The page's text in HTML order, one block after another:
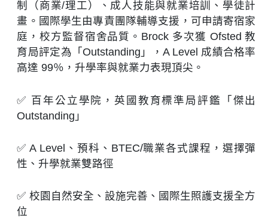
制（商業/理工）、成人技能與就業培訓、學徒計
畫。國際學生由專責團隊輔導支援，可申請寄宿家
庭，校方監督宿舍品質。Brock 多次獲 Ofsted 教
育局評定為「Outstanding」，A Level 成績合格率
高達 99％，升學率與就業力表現頂尖。
✅ 百年公立學院，英國教育標準局評鑑「傑出
Outstanding」
✅ A Level、預科、BTEC/職業各式課程，選擇彈
性、升學就業雙路徑
✅ 校園自然安全、設施完善、國際生照護支援全方
位